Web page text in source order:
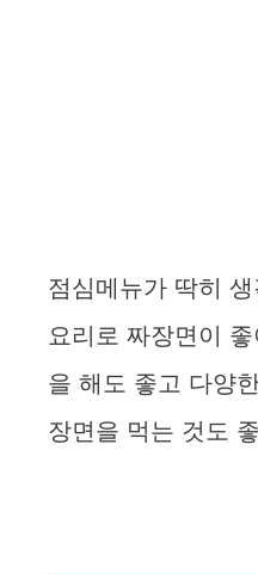
점심메뉴가 딱히
요리로 짜장면이
을 해도 좋고 다양
장면을 먹는 것도